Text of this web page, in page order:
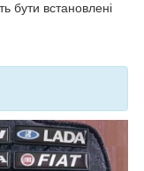
бути встановлені